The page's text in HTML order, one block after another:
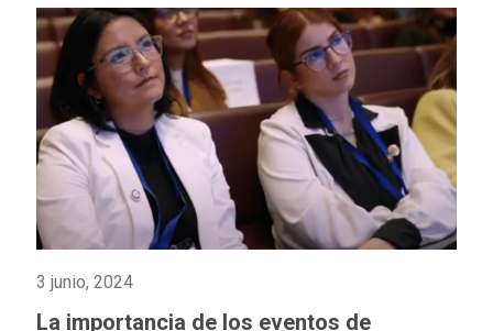
3 junio, 2024
La importancia de los eventos de